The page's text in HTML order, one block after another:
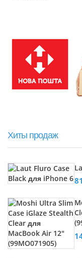
Хиты продаж